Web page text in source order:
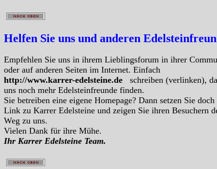
Helfen Sie uns und anderen
Empfehlen Sie uns in ihrem Lieblingsforum in ihrer
oder auf anderen Seiten im Internet. Einfach
http://www.karrer-edelsteine.de
schreiben (verlinken),
uns noch mehr Edelsteinfreunde finden.
Sie betreiben eine eigene Homepage? Dann setzen Sie doch
Link zu Karrer Edelsteine und zeigen Sie ihren Besuchern
Weg zu uns.
Vielen Dank für ihre Mühe.
Ihr Karrer Edelsteine Team.